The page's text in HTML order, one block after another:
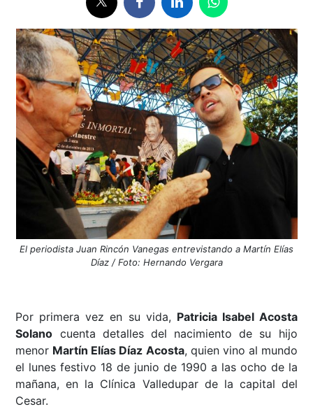
El periodista Juan Rincón Vanegas entrevistando a Martín Elías
Díaz / Foto: Hernando Vergara
Por primera vez en su vida, Patricia Isabel Acosta
Solano cuenta detalles del nacimiento de su hijo
menor Martín Elías Díaz Acosta, quien vino al mundo
el lunes festivo 18 de junio de 1990 a las ocho de la
mañana, en la Clínica Valledupar de la capital del
Cesar.